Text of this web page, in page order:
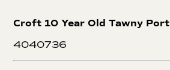
Croft 10 Year Old Tawny Port
4040736